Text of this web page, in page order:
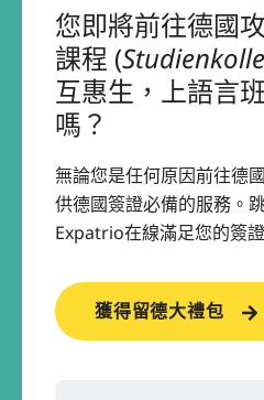
您即將前往德國
課程 (
互惠生，上語言
嗎？
無論您是任何原因前往德
供德國簽證必備的服務。
Expatrio在線滿足您的簽
獲得留德大禮包